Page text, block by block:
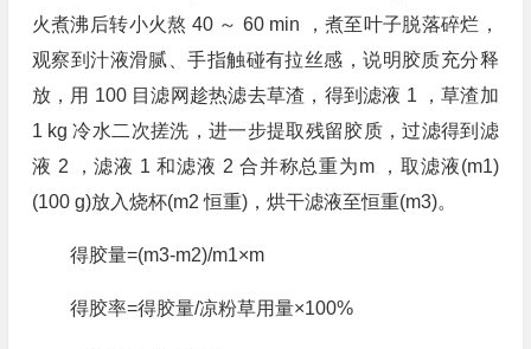
火煮沸后转小火熬 40 ～ 60 min ，煮至叶子脱落碎烂，
观察到汁液滑腻、手指触碰有拉丝感，说明胶质充分释
放，用 100 目滤网趁热滤去草渣，得到滤液 1 ，草渣加
1 kg 冷水二次搓洗，进一步提取残留胶质，过滤得到滤
液 2 ，滤液 1 和滤液 2 合并称总重为m ，取滤液(m1)
(100 g)放入烧杯(m2 恒重)，烘干滤液至恒重(m3)。
得胶量=(m3-m2)/m1×m
得胶率=得胶量/凉粉草用量×100%